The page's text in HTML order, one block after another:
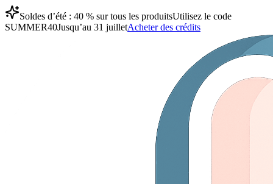
Soldes d’été : 40 % sur tous les produitsUtilisez le code
SUMMER40Jusqu’au 31 juilletAcheter des crédits